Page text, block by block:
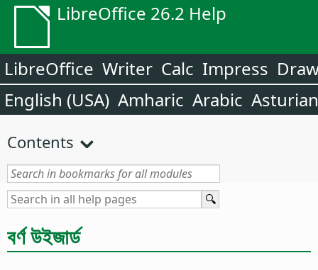
LibreOffice 26.2 Help
LibreOffice Writer Calc Impress
English (USA) Amharic Arabic Asturian
Contents
বর্ণ উইজার্ড